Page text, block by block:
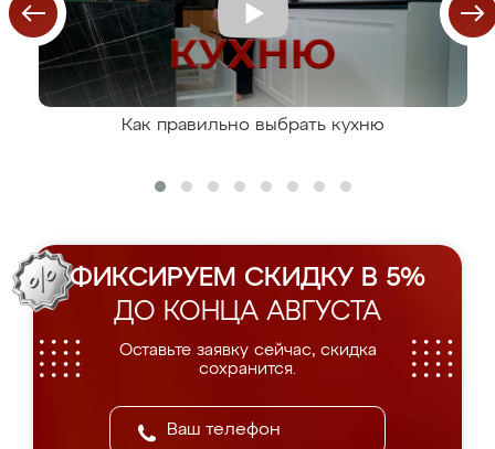
Как правильно выбрать кухню
ФИКСИРУЕМ СКИДКУ В 5%
ДО КОНЦА АВГУСТА
Оставьте заявку сейчас, скидка
сохранится.